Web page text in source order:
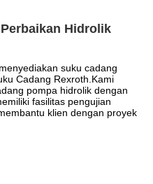
Hidrolik
suku cadang
Cadang Rexroth.Kami
pompa hidrolik dengan
fasilitas pengujian
klien dengan proyek